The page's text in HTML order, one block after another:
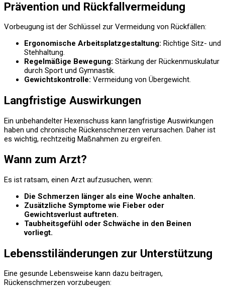
Prävention und Rückfallvermeidung
Vorbeugung ist der Schlüssel zur Vermeidung von Rückfällen:
Ergonomische Arbeitsplatzgestaltung: Richtige Sitz- und
Stehhaltung.
Regelmäßige Bewegung: Stärkung der Rückenmuskulatur
durch Sport und Gymnastik.
Gewichtskontrolle: Vermeidung von Übergewicht.
Langfristige Auswirkungen
Ein unbehandelter Hexenschuss kann langfristige Auswirkungen
haben und chronische Rückenschmerzen verursachen. Daher ist
es wichtig, rechtzeitig Maßnahmen zu ergreifen.
Wann zum Arzt?
Es ist ratsam, einen Arzt aufzusuchen, wenn:
Die Schmerzen länger als eine Woche anhalten.
Zusätzliche Symptome wie Fieber oder
Gewichtsverlust auftreten.
Taubheitsgefühl oder Schwäche in den Beinen
vorliegt.
Lebensstiländerungen zur Unterstützung
Eine gesunde Lebensweise kann dazu beitragen,
Rückenschmerzen vorzubeugen: